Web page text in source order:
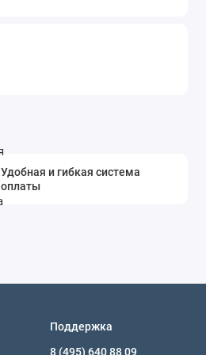
Удобная и гибкая система
оплаты
Поддержка
8 (495) 640 88 09